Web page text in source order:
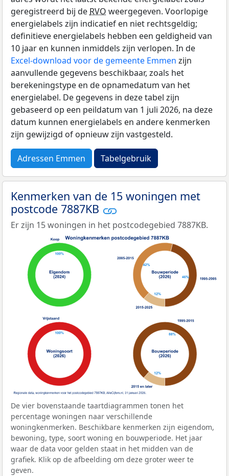
geregistreerd bij de RVO weergegeven. Voorlopige
energielabels zijn indicatief en niet rechtsgeldig;
definitieve energielabels hebben een geldigheid van
10 jaar en kunnen inmiddels zijn verlopen. In de
Excel-download voor de gemeente Emmen zijn
aanvullende gegevens beschikbaar, zoals het
berekeningstype en de opnamedatum van het
energielabel. De gegevens in deze tabel zijn
gebaseerd op een peildatum van 1 juli 2026, na deze
datum kunnen energielabels en andere kenmerken
zijn gewijzigd of opnieuw zijn vastgesteld.
Adressen Emmen Tabelgebruik
Kenmerken van de 15 woningen met
postcode 7887KB
Er zijn 15 woningen in het postcodegebied 7887KB.
De vier bovenstaande taartdiagrammen tonen het
percentage woningen naar verschillende
woningkenmerken. Beschikbare kenmerken zijn eigendom,
bewoning, type, soort woning en bouwperiode. Het jaar
waar de data voor gelden staat in het midden van de
grafiek. Klik op de afbeelding om deze groter weer te
geven.